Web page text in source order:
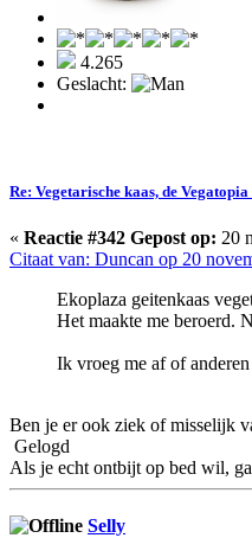
4.265
Geslacht:
Re: Vegetarische kaas, de
« Reactie #342 Gepost op: 20
Citaat van: Duncan op 20
Ekoplaza geitenkaas
Het maakte me beroerd.
Ik vroeg me af of
Ben je er ook ziek of misselijk
Gelogd
Als je echt ontbijt op bed wil,
Selly